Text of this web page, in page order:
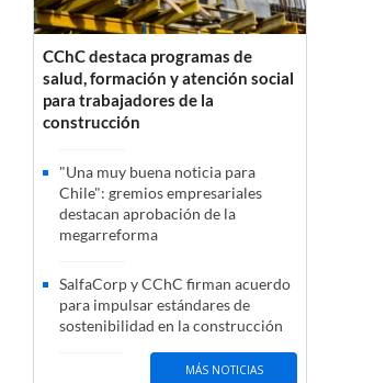
CChC destaca programas de
salud, formación y atención social
para trabajadores de la
construcción
"Una muy buena noticia para
Chile": gremios empresariales
destacan aprobación de la
megarreforma
SalfaCorp y CChC firman acuerdo
para impulsar estándares de
sostenibilidad en la construcción
MÁS NOTICIAS